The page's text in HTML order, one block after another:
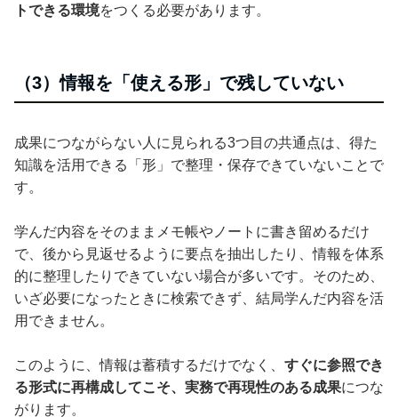
トできる環境をつくる必要があります。
（3）情報を「使える形」で残していない
成果につながらない人に見られる3つ目の共通点は、得た
知識を活用できる「形」で整理・保存できていないことで
す。
学んだ内容をそのままメモ帳やノートに書き留めるだけ
で、後から見返せるように要点を抽出したり、情報を体系
的に整理したりできていない場合が多いです。そのため、
いざ必要になったときに検索できず、結局学んだ内容を活
用できません。
このように、情報は蓄積するだけでなく、 すぐに参照でき
る形式に再構成してこそ、実務で再現性のある成果につな
がります。